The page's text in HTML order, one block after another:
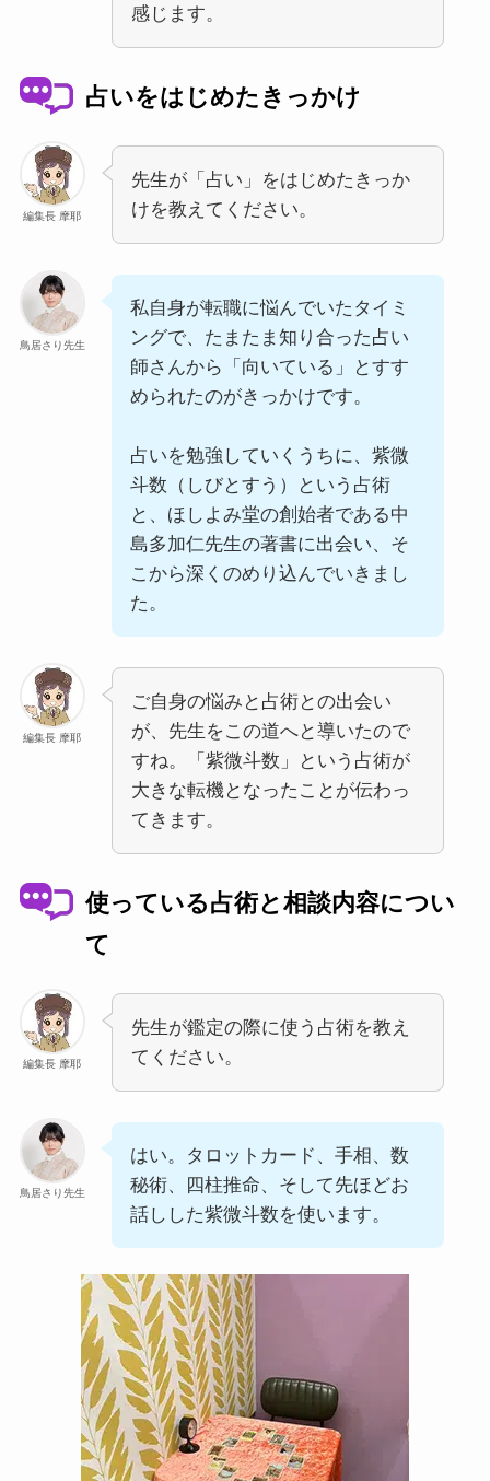
感じます。
占いをはじめたきっかけ
編集長 摩耶
先生が「占い」をはじめたきっか
けを教えてください。
鳥居さり先生
私自身が転職に悩んでいたタイミ
ングで、たまたま知り合った占い
師さんから「向いている」とすす
められたのがきっかけです。
占いを勉強していくうちに、紫微
斗数（しびとすう）という占術
と、ほしよみ堂の創始者である中
島多加仁先生の著書に出会い、そ
こから深くのめり込んでいきまし
た。
編集長 摩耶
ご自身の悩みと占術との出会い
が、先生をこの道へと導いたので
すね。「紫微斗数」という占術が
大きな転機となったことが伝わっ
てきます。
使っている占術と相談内容につい
て
編集長 摩耶
先生が鑑定の際に使う占術を教え
てください。
鳥居さり先生
はい。タロットカード、手相、数
秘術、四柱推命、そして先ほどお
話しした紫微斗数を使います。